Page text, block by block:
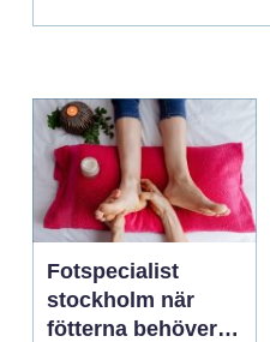
Fotspecialist
stockholm när
fötterna behöver